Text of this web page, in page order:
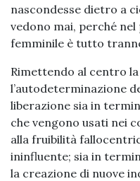
nascondesse dietro a
vedono mai, perché
femminile è tutto
Rimettendo al centro
l’autodeterminazione
liberazione sia in
che vengono usati nei
alla fruibilità
ininfluente; sia in
la creazione di nuove